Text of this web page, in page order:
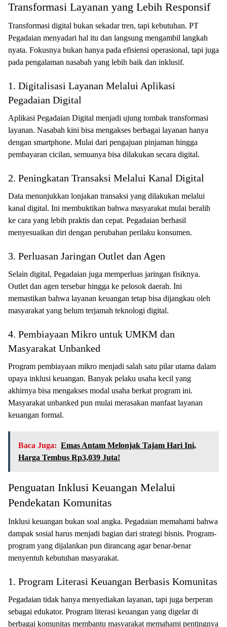
Transformasi Layanan yang Lebih Responsif
Transformasi digital bukan sekadar tren, tapi kebutuhan. PT
Pegadaian menyadari hal itu dan langsung mengambil langkah
nyata. Fokusnya bukan hanya pada efisiensi operasional, tapi juga
pada pengalaman nasabah yang lebih baik dan inklusif.
1. Digitalisasi Layanan Melalui Aplikasi
Pegadaian Digital
Aplikasi Pegadaian Digital menjadi ujung tombak transformasi
layanan. Nasabah kini bisa mengakses berbagai layanan hanya
dengan smartphone. Mulai dari pengajuan pinjaman hingga
pembayaran cicilan, semuanya bisa dilakukan secara digital.
2. Peningkatan Transaksi Melalui Kanal Digital
Data menunjukkan lonjakan transaksi yang dilakukan melalui
kanal digital. Ini membuktikan bahwa masyarakat mulai beralih
ke cara yang lebih praktis dan cepat. Pegadaian berhasil
menyesuaikan diri dengan perubahan perilaku konsumen.
3. Perluasan Jaringan Outlet dan Agen
Selain digital, Pegadaian juga memperluas jaringan fisiknya.
Outlet dan agen tersebar hingga ke pelosok daerah. Ini
memastikan bahwa layanan keuangan tetap bisa dijangkau oleh
masyarakat yang belum terjamah teknologi digital.
4. Pembiayaan Mikro untuk UMKM dan
Masyarakat Unbanked
Program pembiayaan mikro menjadi salah satu pilar utama dalam
upaya inklusi keuangan. Banyak pelaku usaha kecil yang
akhirnya bisa mengakses modal usaha berkat program ini.
Masyarakat unbanked pun mulai merasakan manfaat layanan
keuangan formal.
Baca Juga: Emas Antam Melonjak Tajam Hari Ini,
Harga Tembus Rp3,039 Juta!
Penguatan Inklusi Keuangan Melalui
Pendekatan Komunitas
Inklusi keuangan bukan soal angka. Pegadaian memahami bahwa
dampak sosial harus menjadi bagian dari strategi bisnis. Program-
program yang dijalankan pun dirancang agar benar-benar
menyentuh kebutuhan masyarakat.
1. Program Literasi Keuangan Berbasis Komunitas
Pegadaian tidak hanya menyediakan layanan, tapi juga berperan
sebagai edukator. Program literasi keuangan yang digelar di
berbagai komunitas membantu masyarakat memahami pentingnya